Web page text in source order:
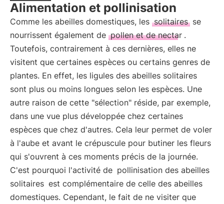
Alimentation et pollinisation
Comme les abeilles domestiques, les solitaires se
nourrissent également de pollen et de nectar .
Toutefois, contrairement à ces dernières, elles ne
visitent que certaines espèces ou certains genres de
plantes. En effet, les ligules des abeilles solitaires
sont plus ou moins longues selon les espèces. Une
autre raison de cette "sélection" réside, par exemple,
dans une vue plus développée chez certaines
espèces que chez d'autres. Cela leur permet de voler
à l'aube et avant le crépuscule pour butiner les fleurs
qui s'ouvrent à ces moments précis de la journée.
C'est pourquoi l'activité de pollinisation des abeilles
solitaires est complémentaire de celle des abeilles
domestiques. Cependant, le fait de ne visiter que